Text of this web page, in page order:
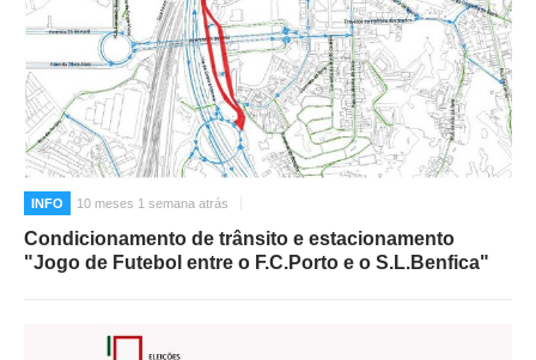
INFO 10 meses 1 semana atrás
Condicionamento de trânsito e estacionamento
"Jogo de Futebol entre o F.C.Porto e o S.L.Benfica"